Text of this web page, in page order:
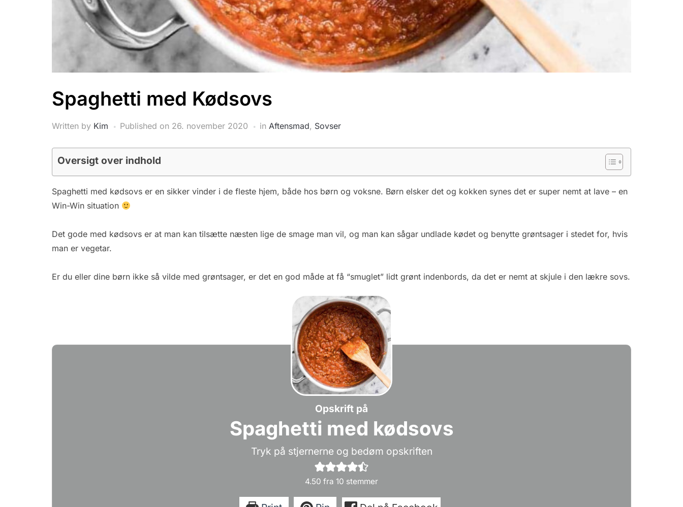
Spaghetti med Kødsovs
Written by Kim Published on 26. november 2020 in Aftensmad, Sovser
Oversigt over indhold
Spaghetti med kødsovs er en sikker vinder i de fleste hjem, både hos børn og voksne. Børn elsker det og kokken synes det er super nemt at lave – en
Win-Win situation
Det gode med kødsovs er at man kan tilsætte næsten lige de smage man vil, og man kan sågar undlade kødet og benytte grøntsager i stedet for, hvis
man er vegetar.
Er du eller dine børn ikke så vilde med grøntsager, er det en god måde at få “smuglet” lidt grønt indenbords, da det er nemt at skjule i den lækre sovs.
Opskrift på
Spaghetti med kødsovs
Tryk på stjernerne og bedøm opskriften
4.50 fra 10 stemmer